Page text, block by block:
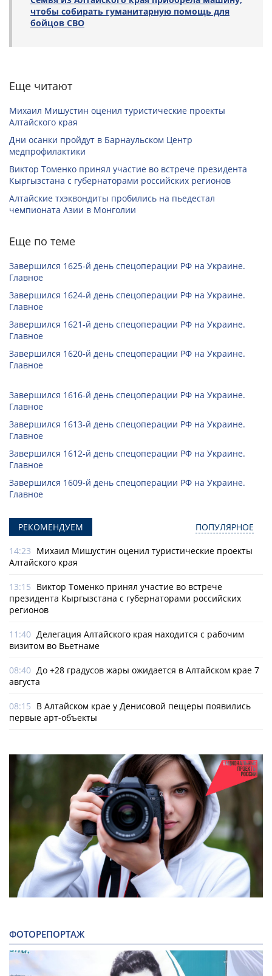
чтобы собирать гуманитарную помощь для
бойцов СВО
Еще читают
Михаил Мишустин оценил туристические проекты
Алтайского края
Дни осанки пройдут в Барнаульском Центр
медпрофилактики
Виктор Томенко принял участие во встрече президента
Кыргызстана с губернаторами российских регионов
Алтайские тхэквондиты пробились на пьедестал
чемпионата Азии в Монголии
Еще по теме
Завершился 1625-й день спецоперации РФ на Украине.
Главное
Завершился 1624-й день спецоперации РФ на Украине.
Главное
Завершился 1621-й день спецоперации РФ на Украине.
Главное
Завершился 1620-й день спецоперации РФ на Украине.
Главное
Завершился 1616-й день спецоперации РФ на Украине.
Главное
Завершился 1613-й день спецоперации РФ на Украине.
Главное
Завершился 1612-й день спецоперации РФ на Украине.
Главное
Завершился 1609-й день спецоперации РФ на Украине.
Главное
РЕКОМЕНДУЕМ ПОПУЛЯРНОЕ
14:23 Михаил Мишустин оценил туристические проекты
Алтайского края
13:15 Виктор Томенко принял участие во встрече
президента Кыргызстана с губернаторами российских
регионов
11:40 Делегация Алтайского края находится с рабочим
визитом во Вьетнаме
08:40 До +28 градусов жары ожидается в Алтайском крае 7
августа
08:15 В Алтайском крае у Денисовой пещеры появились
первые арт-объекты
ФОТОРЕПОРТАЖ